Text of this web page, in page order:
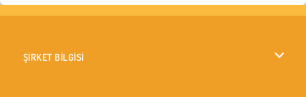
ŞİRKET BİLGİSİ